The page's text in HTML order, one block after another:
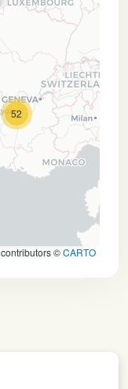
52
contributors ©CARTO